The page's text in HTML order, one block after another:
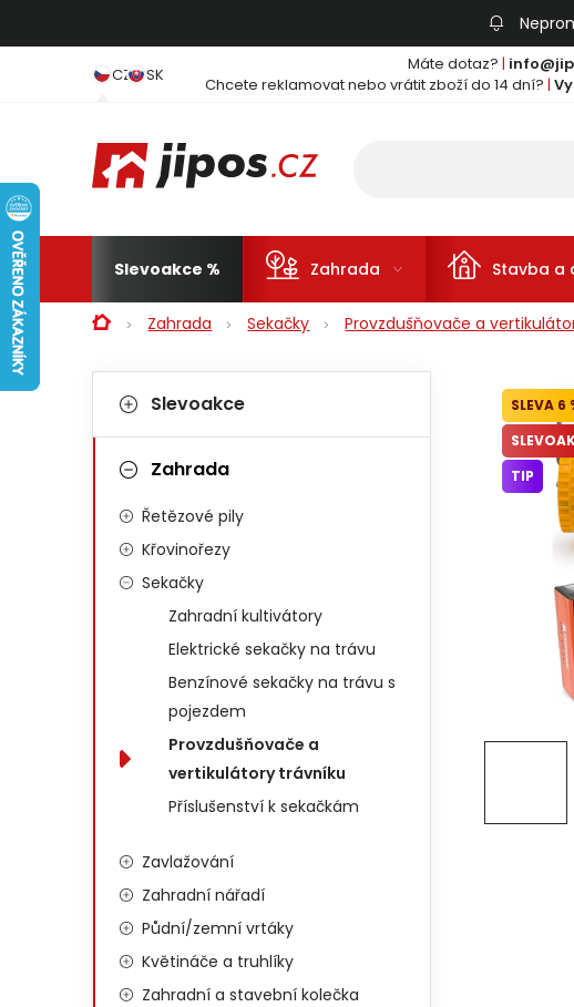
CZ SK Máte dotaz? |
Chcete reklamovat nebo vrátit zboží do 14 dní? |
Slevoakce Zahrada Stavba a
DomůZahrada Sekačky Provzdušňovače a
Postranní panel
Kategorie
Slevoakce
Zahrada
Řetězové pily
Křovinořezy
Sekačky
Zahradní kultivátory
Elektrické sekačky na trávu
Benzínové sekačky na trávu s
pojezdem
Provzdušňovače a
vertikulátory trávníku
Příslušenství k sekačkám
Zavlažování
Zahradní nářadí
Půdní/zemní vrtáky
Květináče a truhlíky
Zahradní a stavební kolečka
6
TIP